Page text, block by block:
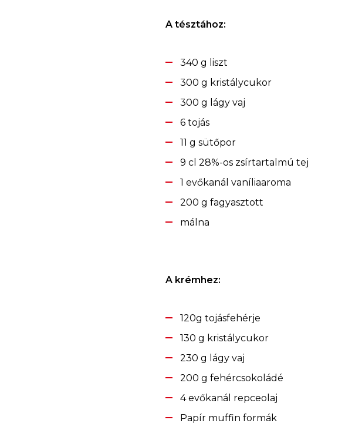
A tésztához:
340 g liszt
300 g kristálycukor
300 g lágy vaj
6 tojás
11 g sütőpor
9 cl 28%-os zsírtartalmú tej
1 evőkanál vaníliaaroma
200 g fagyasztott
málna
A krémhez:
120g tojásfehérje
130 g kristálycukor
230 g lágy vaj
200 g fehércsokoládé
4 evőkanál repceolaj
Papír muffin formák